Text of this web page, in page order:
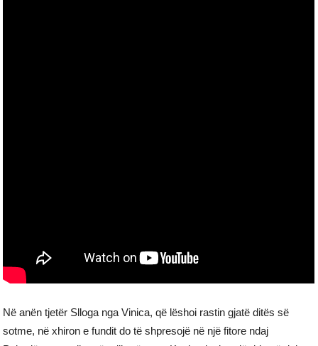
Në anën tjetër Slloga nga Vinica, që lëshoi rastin gjatë ditës së
sotme, në xhiron e fundit do të shpresojë në një fitore ndaj